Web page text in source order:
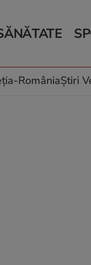
culinare
RomâniaȘtiri